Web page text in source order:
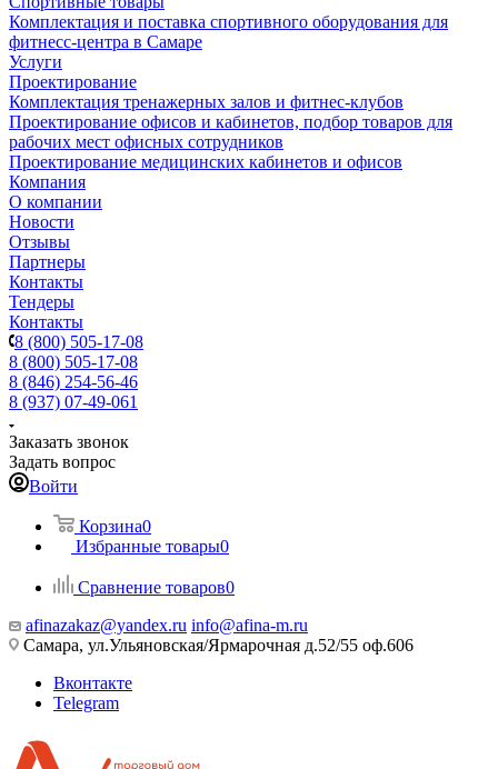
Комплектация и поставка спортивного оборудования для
фитнесс-центра в Самаре
Услуги
Проектирование
Комплектация тренажерных залов и фитнес-клубов
Проектирование офисов и кабинетов, подбор товаров для
рабочих мест офисных сотрудников
Проектирование медицинских кабинетов и офисов
Компания
О компании
Новости
Отзывы
Партнеры
Контакты
Тендеры
Контакты
8 (800) 505-17-08
8 (800) 505-17-08
8 (846) 254-56-46
8 (937) 07-49-061
Заказать звонок
Задать вопрос
Войти
Корзина0
Избранные товары0
Сравнение товаров0
afinazakaz@yandex.ru info@afina-m.ru
Самара, ул.Ульяновская/Ярмарочная д.52/55 оф.606
Вконтакте
Telegram